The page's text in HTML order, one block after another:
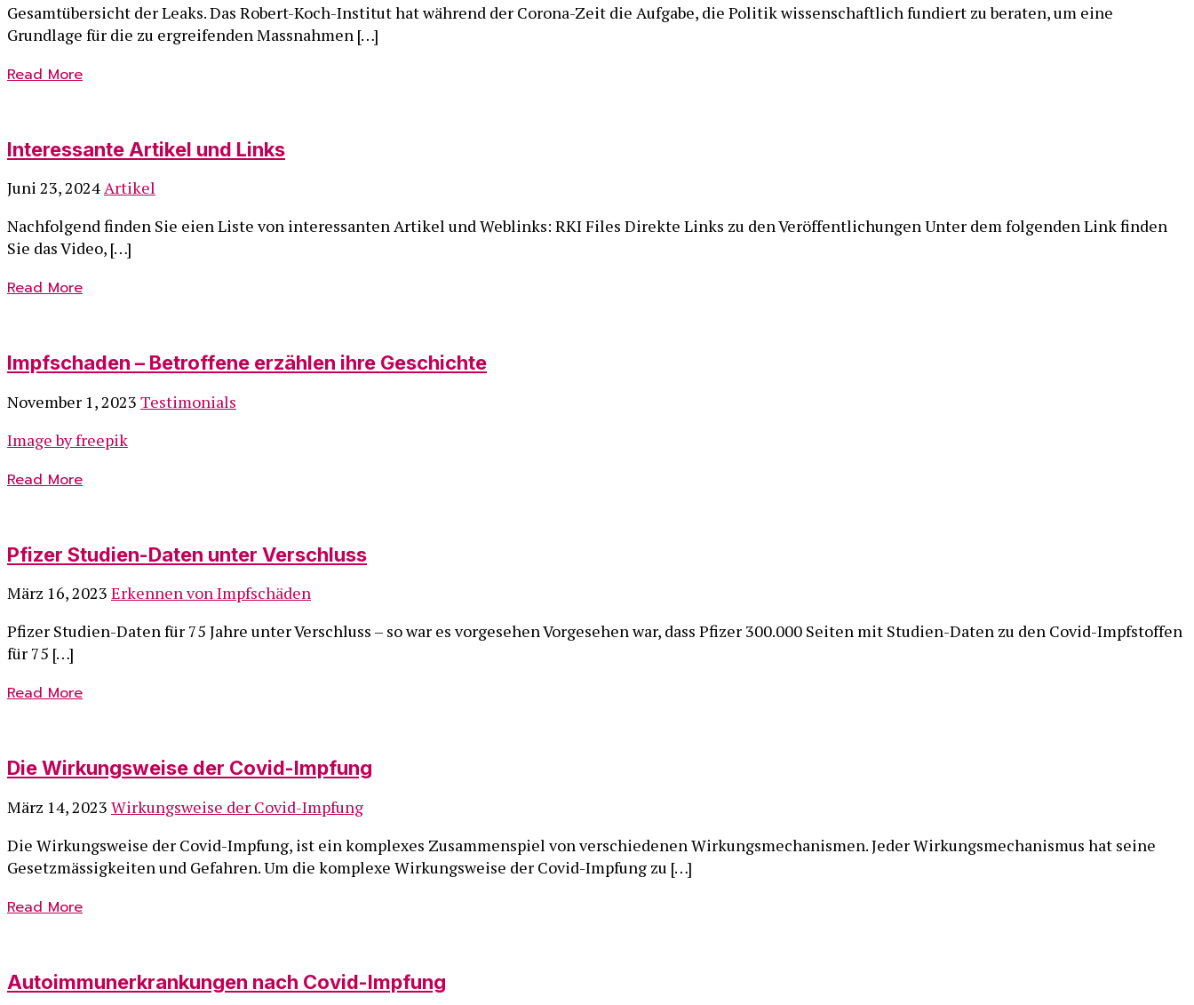
Gesamtübersicht der Leaks. Das Robert-Koch-Institut hat während der Corona-Zeit die Aufgabe, die Politik wissenschaftlich fundiert zu beraten, um eine
Grundlage für die zu ergreifenden Massnahmen […]
Read More
Interessante Artikel und Links
Juni 23, 2024Artikel
Nachfolgend finden Sie eien Liste von interessanten Artikel und Weblinks: RKI Files Direkte Links zu den Veröffentlichungen Unter dem folgenden Link finden
Sie das Video, […]
Read More
Impfschaden – Betroffene erzählen ihre Geschichte
November 1, 2023 Testimonials
Image by freepik
Read More
Pfizer Studien-Daten unter Verschluss
März 16, 2023 Erkennen von Impfschäden
Pfizer Studien-Daten für 75 Jahre unter Verschluss – so war es vorgesehen Vorgesehen war, dass Pfizer 300.000 Seiten mit Studien-Daten zu den Covid-Impfstoffen
für 75 […]
Read More
Die Wirkungsweise der Covid-Impfung
März 14, 2023 Wirkungsweise der Covid-Impfung
Die Wirkungsweise der Covid-Impfung, ist ein komplexes Zusammenspiel von verschiedenen Wirkungsmechanismen. Jeder Wirkungsmechanismus hat seine
Gesetzmässigkeiten und Gefahren. Um die komplexe Wirkungsweise der Covid-Impfung zu […]
Read More
Autoimmunerkrankungen nach Covid-Impfung